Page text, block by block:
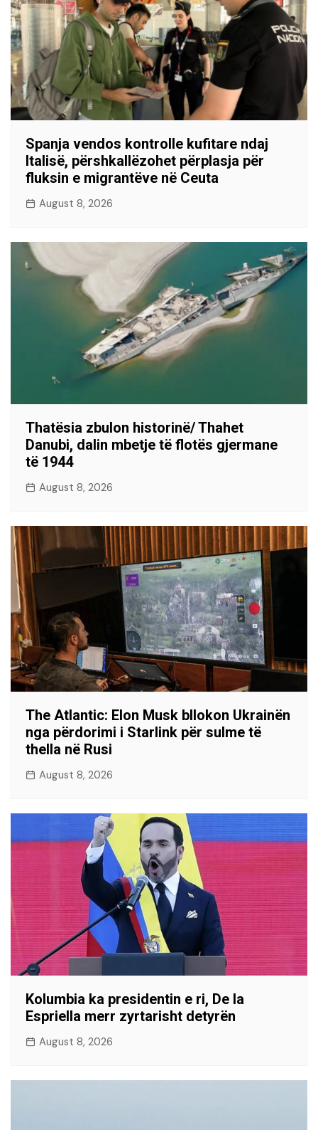
Spanja vendos kontrolle kufitare ndaj
Italisë, përshkallëzohet përplasja për
fluksin e migrantëve në Ceuta
August 8, 2026
Thatësia zbulon historinë/ Thahet
Danubi, dalin mbetje të flotës gjermane
të 1944
August 8, 2026
The Atlantic: Elon Musk bllokon Ukrainën
nga përdorimi i Starlink për sulme të
thella në Rusi
August 8, 2026
Kolumbia ka presidentin e ri, De la
Espriella merr zyrtarisht detyrën
August 8, 2026